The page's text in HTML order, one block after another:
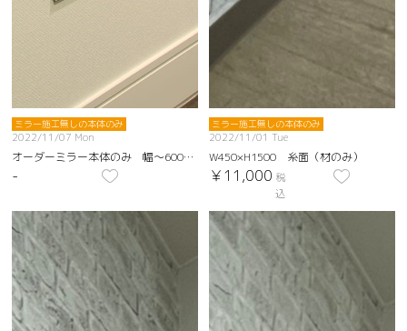
ミラー施工無しの本体のみ
2022/11/07 Mon
オーダーミラー本体のみ 幅～600㎜、高さ～2000㎜までなら1㎜単位で指定可能
-
ミラー施工無しの本体のみ
2022/11/01 Tue
W450×H1500 糸面（材のみ）
￥11,000 税
込